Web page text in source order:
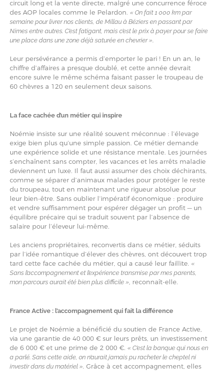
circuit long et la vente directe, malgré une concurrence féroce
des AOP locales comme le Pelardon. « On fait 1 000 km par
semaine pour livrer nos clients, de Millau à Béziers en passant par
Nimes entre autres. C’est fatigant, mais c’est le prix à payer pour se faire
une place dans une zone déjà saturée en chevrier »
Leur persévérance a permis d’emporter le pari ! En un an, le
chiffre d’affaires a presque doublé, et cette année devrait
encore suivre le même schéma faisant passer le troupeau de
60 chèvres a 120 en seulement deux saisons.
La face cachée d’un métier qui inspire
Noémie insiste sur une réalité souvent méconnue : l’élevage
exige bien plus qu’une simple passion. Ce métier demande
une expérience solide et une résistance mentale. Les journées
s’enchaînent sans compter, les vacances et les arrêts maladie
deviennent un luxe. Il faut aussi assumer des choix déchirants,
comme se séparer d’animaux malades pour protéger le reste
du troupeau, tout en maintenant une rigueur absolue pour
leur bien-être. Sans oublier l’impératif économique : produire
et vendre suffisamment pour espérer dégager un profit — un
équilibre précaire qui se traduit souvent par l’absence de
salaire pour l’éleveur lui-même.
Les anciens propriétaires, reconvertis dans ce métier, séduits
par l’idée romantique d’élever des chèvres, ont découvert trop
tard cette face cachée du métier, qui a causé leur faillite. «
Sans l’accompagnement et l’expérience transmise par mes parents,
mon parcours aurait été bien plus difficile » , reconnaît-elle.
France Active : l’accompagnement qui fait la différence
Le projet de Noémie a bénéficié du soutien de France Active,
via une garantie de 40 000 € sur leurs prêts, un investissement
de 6 000 € et une prime de 2 000 €. « C’est la banque qui nous en
a parlé. Sans cette aide, on n’aurait jamais pu racheter le cheptel ni
investir dans du matériel » . Grâce à cet accompagnement, elles